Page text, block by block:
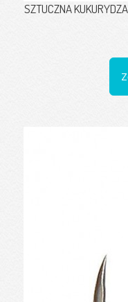
SZTUCZNA